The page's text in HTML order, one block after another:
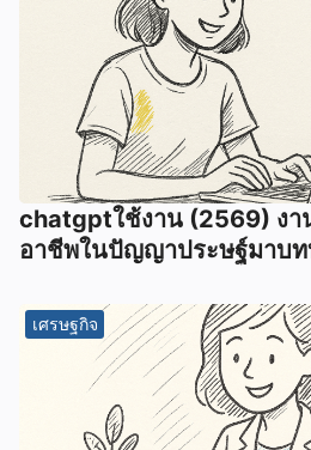
chatgptใช้งาน (2569) ง
อาชีพในปัญญาประษฐ์มาบ
เศรษฐกิจ